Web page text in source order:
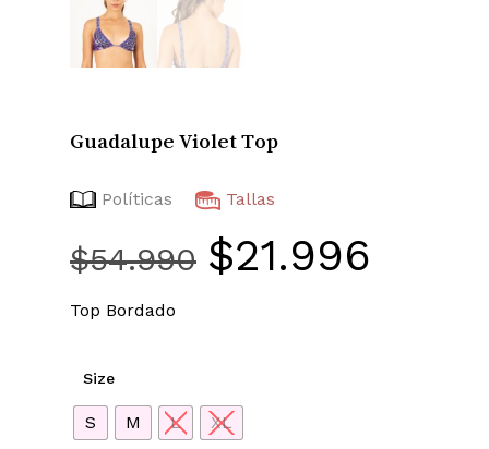
Políticas Tallas
Guadalupe Violet Top
$54.990 El
precio
$21.996
Top Bordado
Size
S M L XL